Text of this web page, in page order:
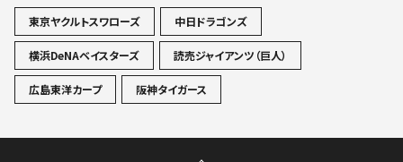
東京ヤクルトスワローズ
中日ドラゴンズ
横浜DeNAベイスターズ 読売ジャイアンツ（巨人）
広島東洋カープ 阪神タイガース